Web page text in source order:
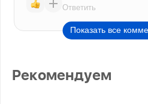
Ответить
Показать все
Рекомендуем